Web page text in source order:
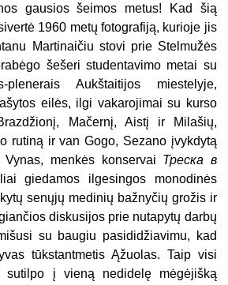
gausios šeimos metus! Kad šią
1960 metų fotografiją, kurioje jis
Martinaičiu stovi prie Stelmužės
šešeri studentavimo metai su
plenerais Aukštaitijos miestelyje,
eilės, ilgi vakarojimai su kurso
Mačernį, Aistį ir Milašių,
rutiną ir van Gogo, Sezano įvykdytą
Vynas, menkės konservai Треска в
giedamos ilgesingos monodinės
senųjų medinių bažnyčių grožis ir
diskusijos prie nutapytų darbų
su baugiu pasididžiavimu, kad
tūkstantmetis Ąžuolas. Taip visi
sutilpo į vieną nedidelę mėgėjišką